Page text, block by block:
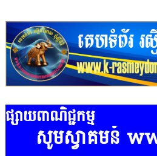
ផ្សាយពាណិជ្ជកម្ម
ស្វាគមន៍ www.k-